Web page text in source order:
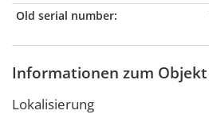
Old serial number:
Informationen zum Objekt
Lokalisierung